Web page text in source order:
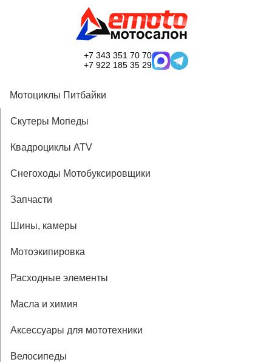
+7 343 351 70 70
+7 922 185 35 29
Мотоциклы Питбайки
Скутеры Мопеды
Квадроциклы ATV
Снегоходы Мотобуксировщики
Запчасти
Шины, камеры
Мотоэкипировка
Расходные элементы
Масла и химия
Аксессуары для мототехники
Велосипеды